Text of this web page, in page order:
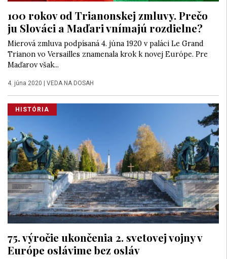
100 rokov od Trianonskej zmluvy. Prečo
ju Slováci a Maďari vnímajú rozdielne?
Mierová zmluva podpísaná 4. júna 1920 v paláci Le Grand
Trianon vo Versailles znamenala krok k novej Európe. Pre
Maďarov však...
4. júna 2020 VEDA NA DOSAH
HISTÓRIA
75. výročie ukončenia 2. svetovej vojny v
Európe oslávime bez osláv